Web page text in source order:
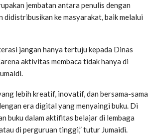
jembatan antara penulis dengan
didistribusikan ke masyarakat, baik melalui
jangan hanya tertuju kepada Dinas
aktivitas membaca tidak hanya di
lebih kreatif, inovatif, dan bersama-sama
era digital yang menyaingi buku. Di
buku dalam aktifitas belajar di lembaga
di perguruan tinggi,” tutur Jumaidi.